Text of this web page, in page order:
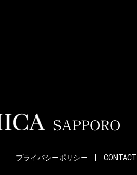
プライバシーポリシー CONTACT